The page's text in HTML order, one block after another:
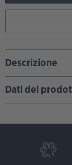
Descrizione
Dati del